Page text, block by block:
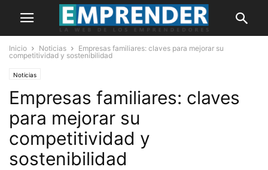
Inicio Noticias
Empresas familiares: claves para mejorar su
competitividad y sostenibilidad
Noticias
Empresas familiares: claves
para mejorar su
competitividad y
sostenibilidad